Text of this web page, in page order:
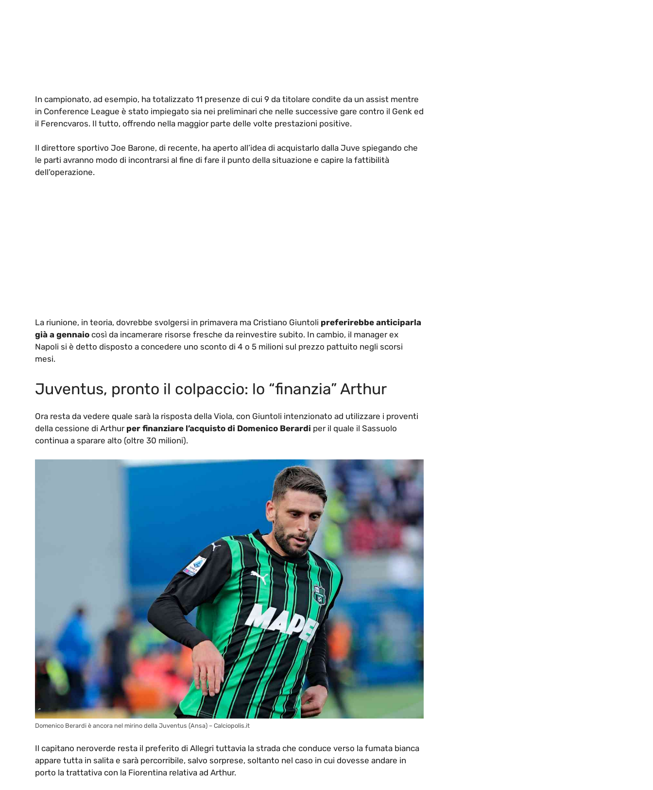
In campionato, ad esempio, ha totalizzato 11 presenze di cui 9 da titolare condite da un assist mentre
in Conference League è stato impiegato sia nei preliminari che nelle successive gare contro il Genk ed
il Ferencvaros. Il tutto, offrendo nella maggior parte delle volte prestazioni positive.
Il direttore sportivo Joe Barone, di recente, ha aperto all’idea di acquistarlo dalla Juve spiegando che
le parti avranno modo di incontrarsi al fine di fare il punto della situazione e capire la fattibilità
dell’operazione.
La riunione, in teoria, dovrebbe svolgersi in primavera ma Cristiano Giuntoli preferirebbe anticiparla
già a gennaio così da incamerare risorse fresche da reinvestire subito. In cambio, il manager ex
Napoli si è detto disposto a concedere uno sconto di 4 o 5 milioni sul prezzo pattuito negli scorsi
mesi.
Juventus, pronto il colpaccio: lo “finanzia” Arthur
Ora resta da vedere quale sarà la risposta della Viola, con Giuntoli intenzionato ad utilizzare i proventi
della cessione di Arthur per finanziare l’acquisto di Domenico Berardi per il quale il Sassuolo
continua a sparare alto (oltre 30 milioni).
Domenico Berardi è ancora nel mirino della Juventus (Ansa) – Calciopolis.it
Il capitano neroverde resta il preferito di Allegri tuttavia la strada che conduce verso la fumata bianca
appare tutta in salita e sarà percorribile, salvo sorprese, soltanto nel caso in cui dovesse andare in
porto la trattativa con la Fiorentina relativa ad Arthur.